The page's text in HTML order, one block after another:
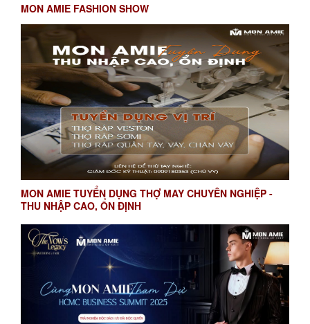
MON AMIE FASHION SHOW
MON AMIE TUYỂN DỤNG THỢ MAY CHUYÊN NGHIỆP -
THU NHẬP CAO, ỔN ĐỊNH